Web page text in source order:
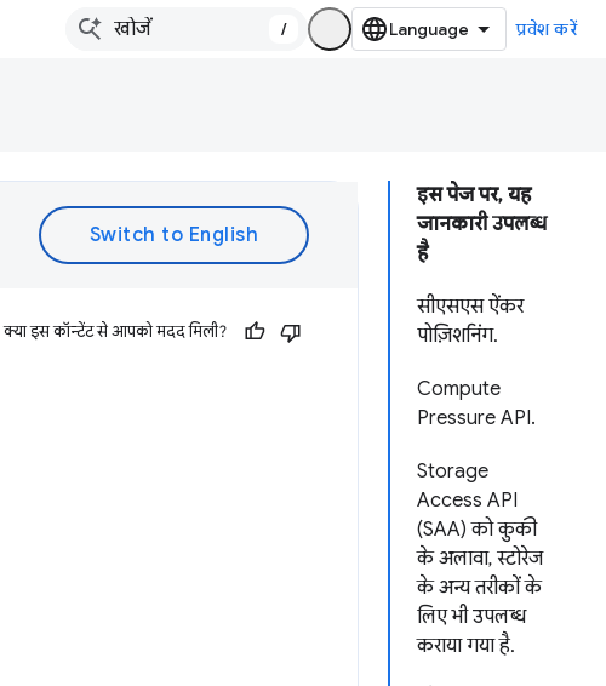
/ प्रवेश करें
इस पेज पर, यह
जानकारी उपलब्ध
है
सीएसएस ऐंकर
पोज़िशनिंग.
Compute
Pressure API.
Storage
Access API
(SAA) को कुकी
के अलावा, स्टोरेज
के अन्य तरीकों के
लिए भी उपलब्ध
कराया गया है.
क्या इस कॉन्टेंट से आपको मदद मिली?